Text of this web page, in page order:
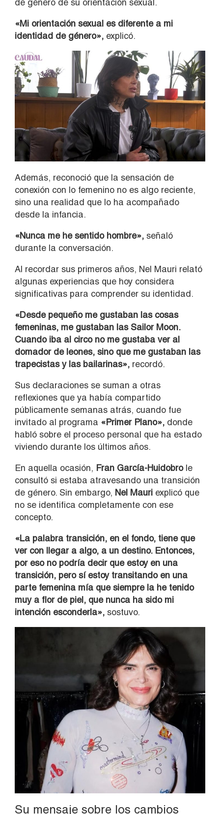
de género de su orientación sexual.
«Mi orientación sexual es diferente a mi
identidad de género», explicó.
Además, reconoció que la sensación de
conexión con lo femenino no es algo reciente,
sino una realidad que lo ha acompañado
desde la infancia.
«Nunca me he sentido hombre», señaló
durante la conversación.
Al recordar sus primeros años, Nel Mauri relató
algunas experiencias que hoy considera
significativas para comprender su identidad.
«Desde pequeño me gustaban las cosas
femeninas, me gustaban las Sailor Moon.
Cuando iba al circo no me gustaba ver al
domador de leones, sino que me gustaban las
trapecistas y las bailarinas», recordó.
Sus declaraciones se suman a otras
reflexiones que ya había compartido
públicamente semanas atrás, cuando fue
invitado al programa «Primer Plano», donde
habló sobre el proceso personal que ha estado
viviendo durante los últimos años.
En aquella ocasión, Fran García-Huidobrole
consultó si estaba atravesando una transición
de género. Sin embargo, Nel Mauri explicó que
no se identifica completamente con ese
concepto.
«La palabra transición, en el fondo, tiene que
ver con llegar a algo, a un destino. Entonces,
por eso no podría decir que estoy en una
transición, pero sí estoy transitando en una
parte femenina mía que siempre la he tenido
muy a flor de piel, que nunca ha sido mi
intención esconderla», sostuvo.
Su mensaje sobre los cambios